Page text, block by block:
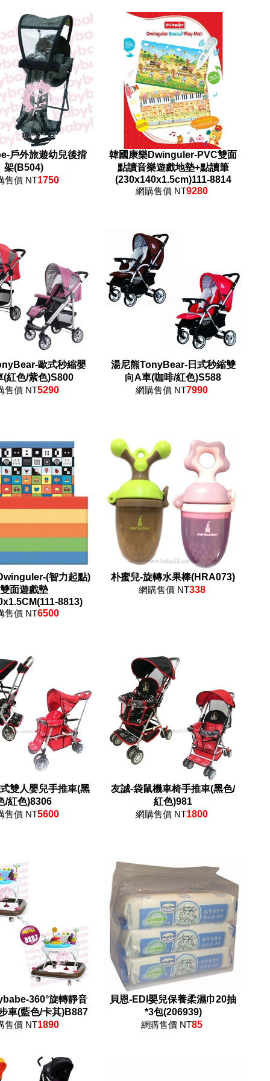
戶外旅遊幼兒後揹
架(B504)
售價 NT1750
韓國康樂Dwinguler-PVC雙面
點讀音樂遊戲地墊+點讀筆
(230x140x1.5cm)111-8814
網購售價 NT9280
歐式秒縮嬰
(紅色/紫色)S800
售價 NT5290
湯尼熊TonyBear-日式秒縮雙
向A車(咖啡/紅色)S588
網購售價 NT7990
(智力起點)
雙面遊戲墊
8813)
售價 NT6500
朴蜜兒-旋轉水果棒(HRA073)
網購售價 NT338
雙人嬰兒手推車(黑
/紅色)8306
售價 NT5600
友誠-袋鼠機車椅手推車(黑色/
紅色)981
網購售價 NT1800
360°旋轉靜音
車(藍色/卡其)B887
售價 NT1890
貝恩-EDI嬰兒保養柔濕巾20抽
*3包(206939)
網購售價 NT85